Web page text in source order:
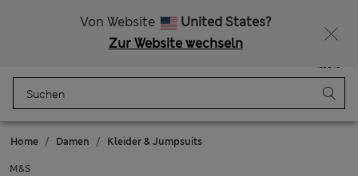
Von Website
United States?
Zur Website wechseln
Tasche
Home Damen Kleider & Jumpsuits
M&S